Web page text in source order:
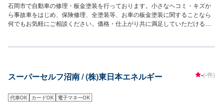
石岡市で自動車の修理・板金塗装を行っております。小さなヘコミ・キズか
ら事故車をはじめ、保険修理、全塗装等、お車の板金塗装に関することなら
何でもお気軽にご相談ください。価格・仕上がり共に満足していただけるよ
スーパーセルフ沼南 / (株)東日本エネルギー -(-件)
代車OK カードOK 電子マネーOK